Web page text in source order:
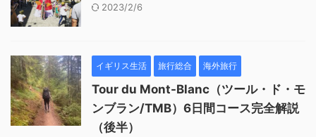
2023/2/6
イギリス生活 旅行総合 海外旅行
Tour du Mont-Blanc（ツール・ド・モ
ンブラン/TMB）6日間コース完全解説
（後半）